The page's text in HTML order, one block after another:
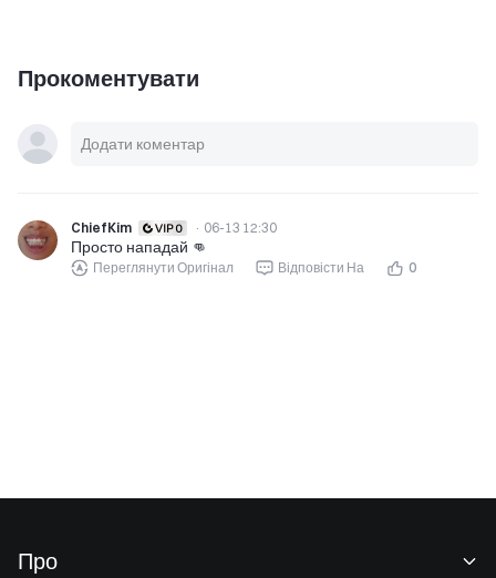
Прокоментувати
ChiefKim · 06-13 12:30
Просто нападай 👊
Переглянути Оригінал Відповісти На 0
Про